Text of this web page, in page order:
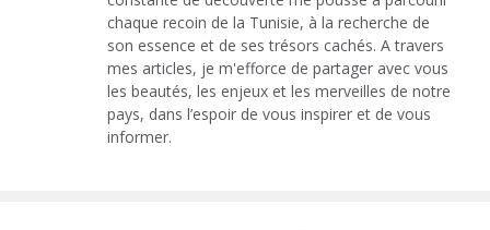
chaque recoin de la Tunisie, à la recherche de
son essence et de ses trésors cachés. A travers
mes articles, je m'efforce de partager avec vous
les beautés, les enjeux et les merveilles de notre
pays, dans l’espoir de vous inspirer et de vous
informer.